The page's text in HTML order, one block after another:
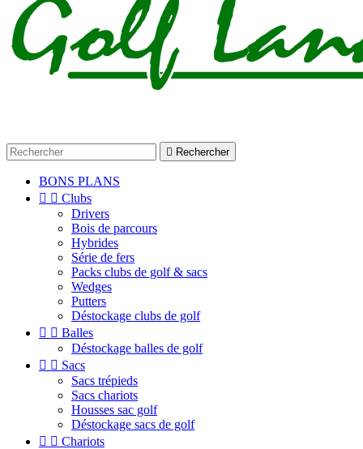
 Rechercher
BONS PLANS
  Clubs
Drivers
Bois de parcours
Hybrides
Série de fers
Packs clubs de golf & sacs
Wedges
Putters
Déstockage clubs de golf
  Balles
Déstockage balles de golf
  Sacs
Sacs trépieds
Sacs chariots
Housses sac golf
Déstockage sacs de golf
  Chariots